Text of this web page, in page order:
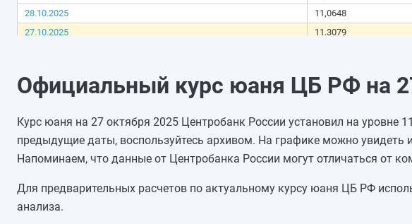
28.10.2025
11,0648
27.10.2025
11,3079
24.10.2025
11,3733
22.10.2025
11,3645
21.10.2025
11,354
20.10.2025
11,3435
19.10.2025
11,3435
18.10.2025
Официальный курс юаня ЦБ РФ на
Курс юаня на 27 октября 2025 Центробанк России установил на уровне
предыдущие даты, воспользуйтесь архивом. На графике можно
Напоминаем, что данные от Центробанка России могут отличаться от
Для предварительных расчетов по актуальному курсу юаня ЦБ РФ
анализа.